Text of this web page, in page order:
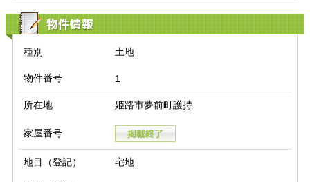
物件情報
種別 土地
物件番号 1
所在地 姫路市夢前町護持
家屋番号
地目（登記） 宅地